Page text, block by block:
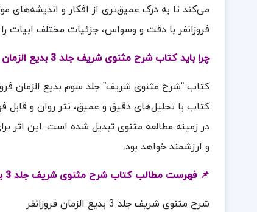
می‌کند تا به درک عمیق‌تری از افکار و اندیشه‌های
فروزانفر با دقت و وسواس، جزئیات مختلف ابیات
چرا باید کتاب شرح مثنوی شریف جلد 3 بدیع الزمان فروزانفر خریداری کنیم؟
کتاب “شرح مثنوی شریف” جلد سوم بدیع الزمان
کتاب با تحلیل‌های دقیق و عمیق، نثر روان و قابل
در زمینه مطالعه مثنوی تبدیل شده است. این اثر
و ارزشمند خواهد بود.
📌 فهرست مطالب کتاب شرح مثنوی شریف جلد 3 بدیع الزمان فروزانفر
شرح مثنوی شریف جلد 3 بدیع الزمان فروزانفر